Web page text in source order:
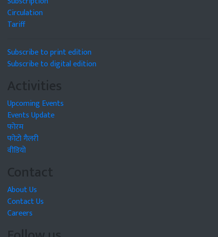
Circulation
Tariff
Subscribe to print edition
Subscribe to digital edition
Activities
Upcoming Events
Events Update
फोरम
फोटो गैलरी
वीडियो
Contact
About Us
Contact Us
Careers